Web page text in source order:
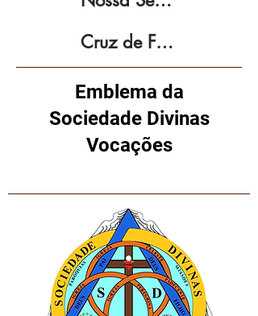
Cruz de Fogo
Emblema da
Sociedade Divinas
Vocações